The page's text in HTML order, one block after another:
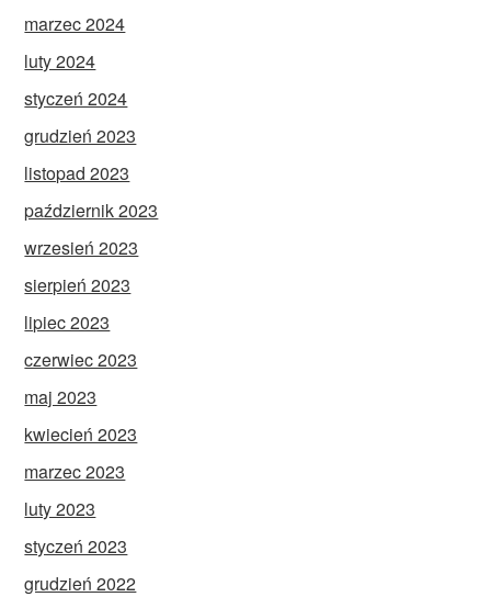
marzec 2024
luty 2024
styczeń 2024
grudzień 2023
listopad 2023
październik 2023
wrzesień 2023
sierpień 2023
lipiec 2023
czerwiec 2023
maj 2023
kwiecień 2023
marzec 2023
luty 2023
styczeń 2023
grudzień 2022